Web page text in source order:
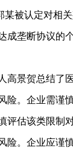
被认定对相
成垄断协议的
高景贺总结了
险。企业需谨
估该类限制
险。企业应谨